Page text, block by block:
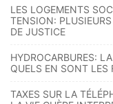
LES LOGEMENTS
TENSION:
DE JUSTICE
HYDROCARBURES:
QUELS EN SONT LES
TAXES SUR LA